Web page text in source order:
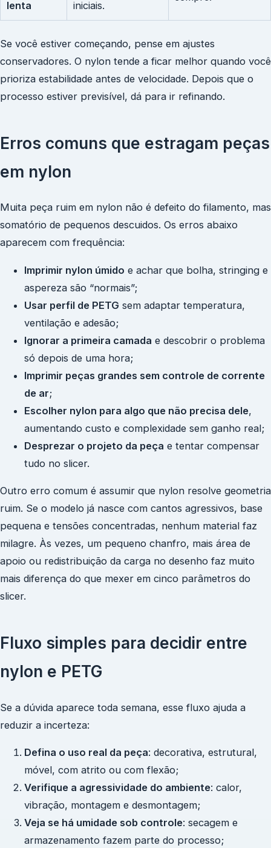
lenta iniciais.
Se você estiver começando, pense em ajustes
conservadores. O nylon tende a ficar melhor quando você
prioriza estabilidade antes de velocidade. Depois que o
processo estiver previsível, dá para ir refinando.
Erros comuns que estragam peças
em nylon
Muita peça ruim em nylon não é defeito do filamento, mas
somatório de pequenos descuidos. Os erros abaixo
aparecem com frequência:
Imprimir nylon úmido e achar que bolha, stringing e
aspereza são “normais”;
Usar perfil de PETG sem adaptar temperatura,
ventilação e adesão;
Ignorar a primeira camada e descobrir o problema
só depois de uma hora;
Imprimir peças grandes sem controle de corrente
de ar;
Escolher nylon para algo que não precisa dele,
aumentando custo e complexidade sem ganho real;
Desprezar o projeto da peça e tentar compensar
tudo no slicer.
Outro erro comum é assumir que nylon resolve geometria
ruim. Se o modelo já nasce com cantos agressivos, base
pequena e tensões concentradas, nenhum material faz
milagre. Às vezes, um pequeno chanfro, mais área de
apoio ou redistribuição da carga no desenho faz muito
mais diferença do que mexer em cinco parâmetros do
slicer.
Fluxo simples para decidir entre
nylon e PETG
Se a dúvida aparece toda semana, esse fluxo ajuda a
reduzir a incerteza:
Defina o uso real da peça: decorativa, estrutural,
móvel, com atrito ou com flexão;
Verifique a agressividade do ambiente: calor,
vibração, montagem e desmontagem;
Veja se há umidade sob controle: secagem e
armazenamento fazem parte do processo;